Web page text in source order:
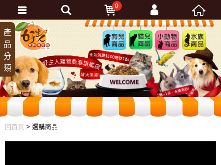
狗兒
商品
貓兒
商品
小動
物商
品
水族
商品
回首頁 > 選購商品
產
品
分
類
0
會員登入
忘記密碼
加入會員
訂單查詢